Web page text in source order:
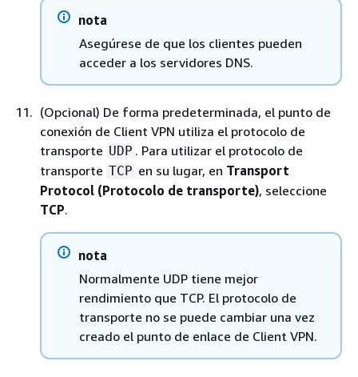
nota
Asegúrese de que los clientes pueden
acceder a los servidores DNS.
(Opcional) De forma predeterminada, el punto de
conexión de Client VPN utiliza el protocolo de
transporte UDP . Para utilizar el protocolo de
transporte TCP en su lugar, en Transport
Protocol (Protocolo de transporte), seleccione
TCP.
nota
Normalmente UDP tiene mejor
rendimiento que TCP. El protocolo de
transporte no se puede cambiar una vez
creado el punto de enlace de Client VPN.